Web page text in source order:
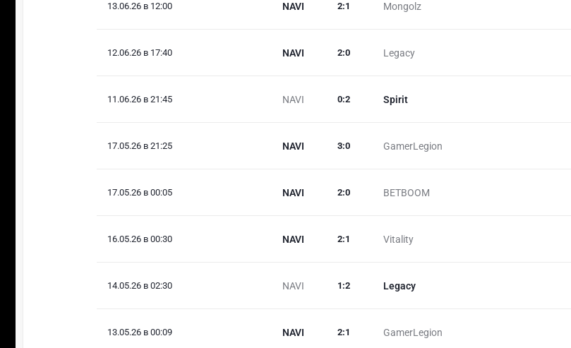
13.06.26 в 12:00 NAVI Mongolz
2:1
12.06.26 в 17:40 NAVI Legacy
2:0
11.06.26 в 21:45 NAVI Spirit
0:2
17.05.26 в 21:25 NAVI GamerLegion
3:0
17.05.26 в 00:05 NAVI BETBOOM
2:0
16.05.26 в 00:30 NAVI Vitality
2:1
14.05.26 в 02:30 NAVI Legacy
1 :2
13.05.26 в 00:09 NAVI GamerLegion
2:1